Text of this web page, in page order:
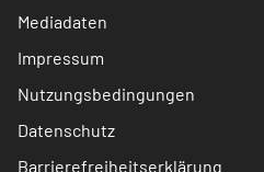
Mediadaten
Impressum
Nutzungsbedingungen
Datenschutz
Barrierefreiheitserklärung